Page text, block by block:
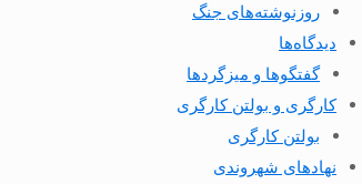
روزنوشته‌های جنگ
دیدگاه‌ها
گفتگوها و میزگردها
کارگری و بولتن کارگری
بولتن کارگری
نهادهای شهروندی